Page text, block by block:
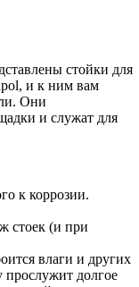
стойки для
и к ним вам
Они
и служат для
к коррозии.
стоек (и при
влаги и других
прослужит долгое